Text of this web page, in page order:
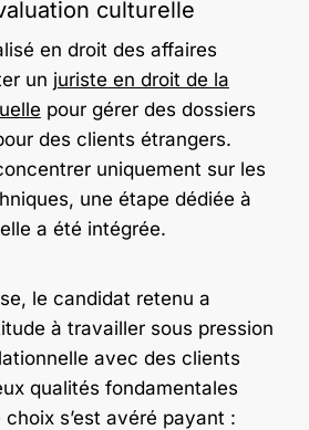
culturelle
en droit des affaires
un juriste en droit de la
pour gérer des dossiers
des clients étrangers.
uniquement sur les
une étape dédiée à
a été intégrée.
le candidat retenu a
à travailler sous pression
avec des clients
qualités fondamentales
s’est avéré payant :